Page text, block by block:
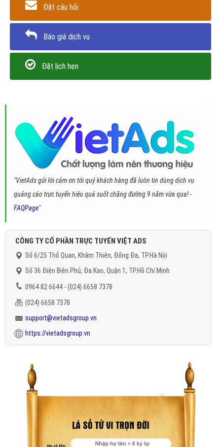
Đặt câu hỏi
Báo giá dịch vụ
Đặt lịch hẹn
"VietAds gửi lời cảm ơn tới quý khách hàng đã luôn tin dùng dịch vụ
quảng cáo trực tuyến hiệu quả suốt chặng đường 9 năm vừa qua! -
FAQPage"
CÔNG TY CỔ PHẦN TRỰC TUYẾN VIỆT ADS
Số 6/25 Thổ Quan, Khâm Thiên, Đống Đa, TP.Hà Nội
Số 36 Điện Biên Phủ, Đa Kao, Quận 1, TP.Hồ Chí Minh
0964 82 6644 - (024) 6658 7378
(024) 6658 7378
support@vietadsgroup.vn
https://vietadsgroup.vn